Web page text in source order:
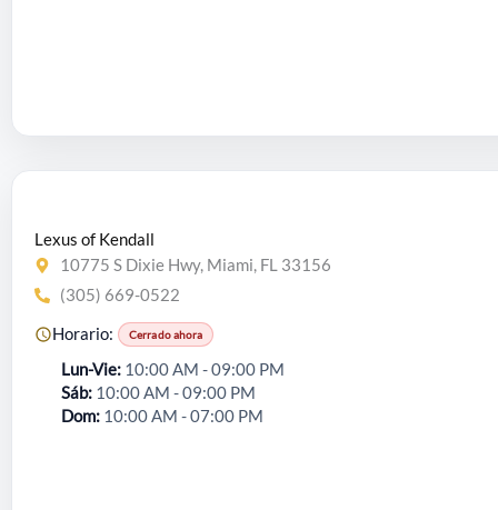
Lexus of Kendall
10775 S Dixie Hwy, Miami, FL 33156
(305) 669-0522
Horario: Cerrado ahora
Lun-Vie 10:00 AM - 09:00 PM
Sáb 10:00 AM - 09:00 PM
Dom 10:00 AM - 07:00 PM